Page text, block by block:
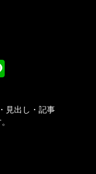
見出し・記事